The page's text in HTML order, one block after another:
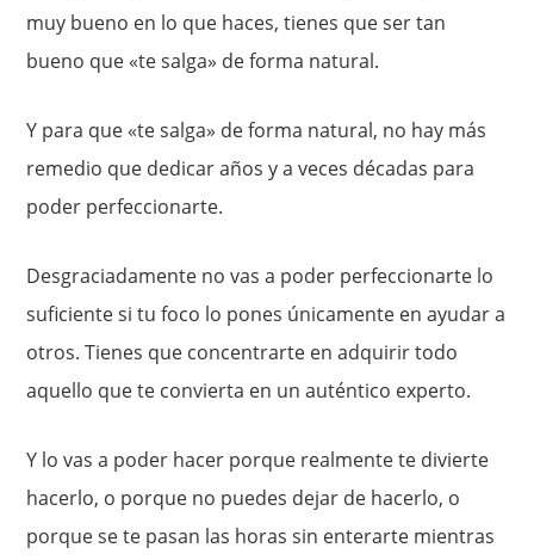
muy bueno en lo que haces, tienes que ser tan
bueno que «te salga» de forma natural.
Y para que «te salga» de forma natural, no hay más
remedio que dedicar años y a veces décadas para
poder perfeccionarte.
Desgraciadamente no vas a poder perfeccionarte lo
suficiente si tu foco lo pones únicamente en ayudar a
otros. Tienes que concentrarte en adquirir todo
aquello que te convierta en un auténtico experto.
Y lo vas a poder hacer porque realmente te divierte
hacerlo, o porque no puedes dejar de hacerlo, o
porque se te pasan las horas sin enterarte mientras